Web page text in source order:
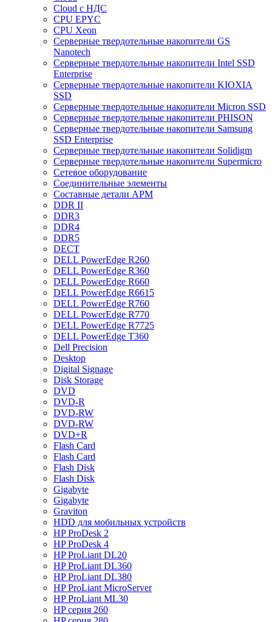
Cloud с НДС
CPU EPYC
CPU Xeon
Cерверные твердотельные накопители GS
Nanotech
Cерверные твердотельные накопители Intel SSD
Enterprise
Cерверные твердотельные накопители KIOXIA
SSD
Cерверные твердотельные накопители Micron SSD
Cерверные твердотельные накопители PHISON
Cерверные твердотельные накопители Samsung
SSD Enterprise
Cерверные твердотельные накопители Solidigm
Cерверные твердотельные накопители Supermicro
Cетевое оборудование
Cоединительные элементы
Cоставные детали АРМ
DDR II
DDR3
DDR4
DDR5
DECT
DELL PowerEdge R260
DELL PowerEdge R360
DELL PowerEdge R660
DELL PowerEdge R6615
DELL PowerEdge R760
DELL PowerEdge R770
DELL PowerEdge R7725
DELL PowerEdge T360
Dell Precision
Desktop
Digital Signage
Disk Storage
DVD
DVD-R
DVD-RW
DVD-RW
DVD+R
Flash Card
Flash Card
Flash Disk
Flash Disk
Gigabyte
Gigabyte
Graviton
HDD для мобильных устройств
HP ProDesk 2
HP ProDesk 4
HP ProLiant DL20
HP ProLiant DL360
HP ProLiant DL380
HP ProLiant MicroServer
HP ProLiant ML30
HP серия 260